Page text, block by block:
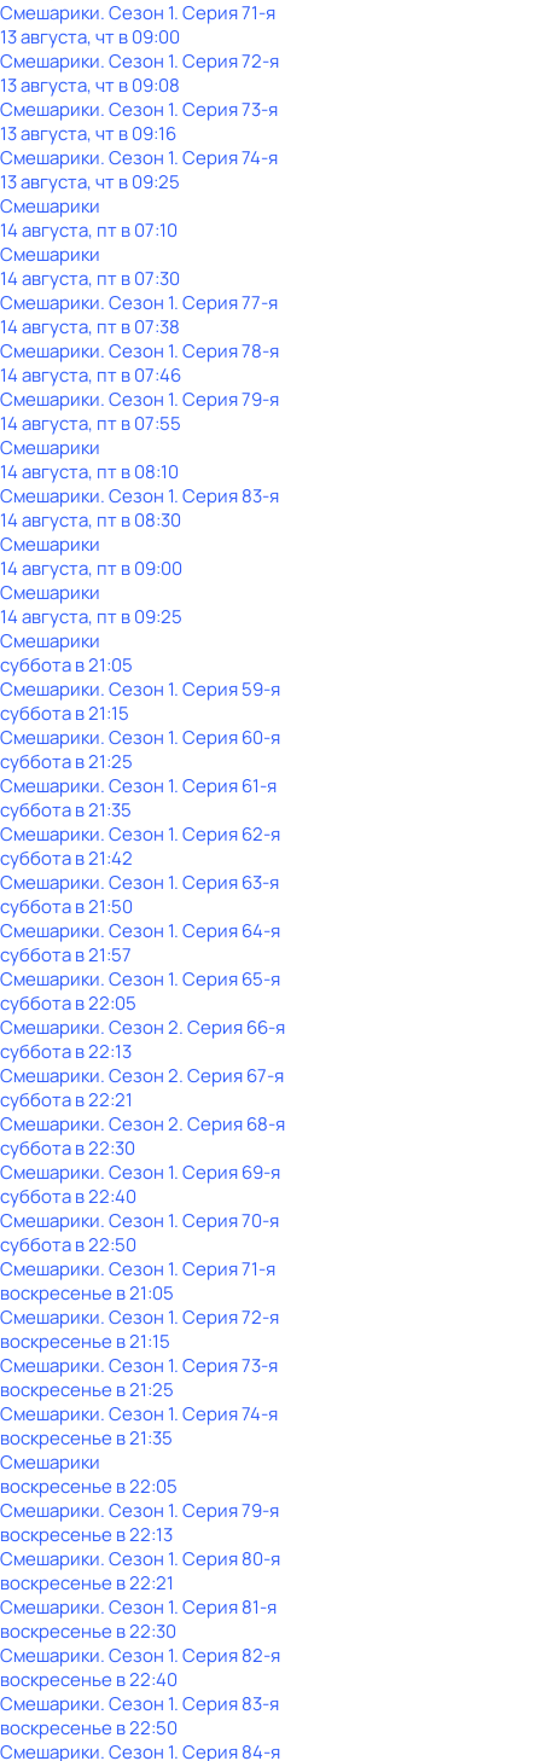
Смешарики. Сезон 1. Серия 71-я
13 августа, чт в 09:00
Смешарики. Сезон 1. Серия 72-я
13 августа, чт в 09:08
Смешарики. Сезон 1. Серия 73-я
13 августа, чт в 09:16
Смешарики. Сезон 1. Серия 74-я
13 августа, чт в 09:25
Смешарики
14 августа, пт в 07:10
Смешарики
14 августа, пт в 07:30
Смешарики. Сезон 1. Серия 77-я
14 августа, пт в 07:38
Смешарики. Сезон 1. Серия 78-я
14 августа, пт в 07:46
Смешарики. Сезон 1. Серия 79-я
14 августа, пт в 07:55
Смешарики
14 августа, пт в 08:10
Смешарики. Сезон 1. Серия 83-я
14 августа, пт в 08:30
Смешарики
14 августа, пт в 09:00
Смешарики
14 августа, пт в 09:25
Смешарики
субботав21:05
Смешарики. Сезон 1. Серия 59-я
субботав21:15
Смешарики. Сезон 1. Серия 60-я
субботав21:25
Смешарики. Сезон 1. Серия 61-я
субботав21:35
Смешарики. Сезон 1. Серия 62-я
субботав21:42
Смешарики. Сезон 1. Серия 63-я
субботав21:50
Смешарики. Сезон 1. Серия 64-я
субботав21:57
Смешарики. Сезон 1. Серия 65-я
субботав22:05
Смешарики. Сезон 2. Серия 66-я
субботав22:13
Смешарики. Сезон 2. Серия 67-я
субботав22:21
Смешарики. Сезон 2. Серия 68-я
субботав22:30
Смешарики. Сезон 1. Серия 69-я
субботав22:40
Смешарики. Сезон 1. Серия 70-я
субботав22:50
Смешарики. Сезон 1. Серия 71-я
воскресенье в21:05
Смешарики. Сезон 1. Серия 72-я
воскресенье в21:15
Смешарики. Сезон 1. Серия 73-я
воскресенье в21:25
Смешарики. Сезон 1. Серия 74-я
воскресенье в21:35
Смешарики
воскресенье в22:05
Смешарики. Сезон 1. Серия 79-я
воскресенье в22:13
Смешарики. Сезон 1. Серия 80-я
воскресенье в22:21
Смешарики. Сезон 1. Серия 81-я
воскресенье в22:30
Смешарики. Сезон 1. Серия 82-я
воскресенье в22:40
Смешарики. Сезон 1. Серия 83-я
воскресенье в22:50
Смешарики. Сезон 1. Серия 84-я